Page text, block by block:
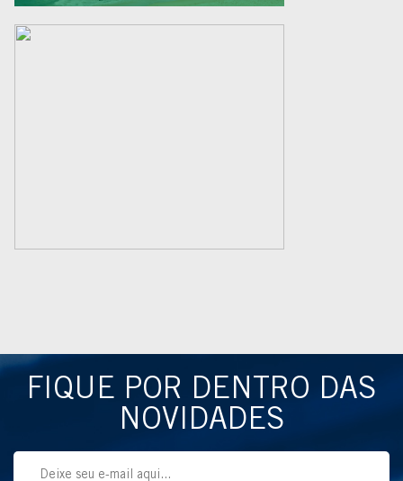
FIQUE POR DENTRO DAS
NOVIDADES